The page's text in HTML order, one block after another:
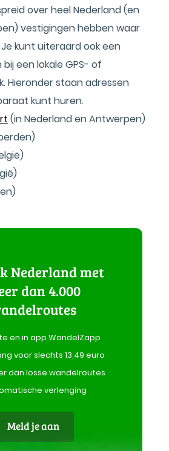
over heel Nederland (en
vestigingen hebben waar
kunt uiteraard ook een
een lokale GPS- of
Hieronder staan adressen
kunt huren.
(in Nederland en Antwerpen)
Nederland met
dan 4.000
en in app WandelZapp
voor slechts 13,49 euro
dan losse wandelroutes
verlenging
Meld je aan